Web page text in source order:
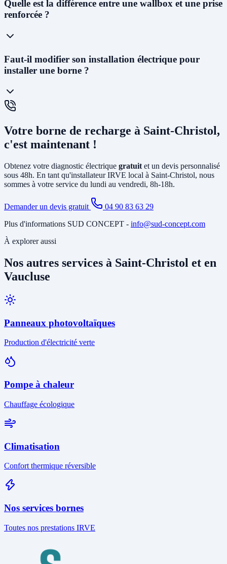
Vedène
. Nous pouvons vous proposer un diagnostic électrique dans
les48 à 72h et planifier l'installation généralement dans la semaine
Quelle est la différence entre une wallbox et une prise
renforcée ?
Laprise renforcée (Green'Up)délivre 3,2kW et permet de
recharger un véhicule en 12 à 20h. C'est la solution la plus
économique. La wallbox (7kW à 22kW) est beaucoup plus rapide
smartphone, et obligatoire pour certains types de véhicules. C'est la
solution recommandée pour un usage quotidien.
Faut-il modifier son installation électrique pour
installer une borne ?
Cela dépend de votre installation existante. Dans la plupart des
dédiédepuis le tableau électrique et poser un disjoncteur différentiel
spécifique. Si votre abonnement est trop faible, il peut être
nécessaire d'augmenter la puissance souscrite
Votre borne de recharge à Saint-Christol,
c'est maintenant !
Obtenez votre diagnostic électrique gratuit et un devis personnalisé
sous 48h. En tant qu'installateur IRVE local à Saint-Christol, nous
sommes à votre service du lundi au vendredi, 8h-18h.
Demander un devis gratuit
04 90 83 63 29
Plus d'informations SUD CONCEPT - info@sud-concept.com
À explorer aussi
Nos autres services à Saint-Christol et en
Vaucluse
Panneaux photovoltaïques
Production d'électricité verte
Pompe à chaleur
Chauffage écologique
Climatisation
Confort thermique réversible
Nos services bornes
Toutes nos prestations IRVE